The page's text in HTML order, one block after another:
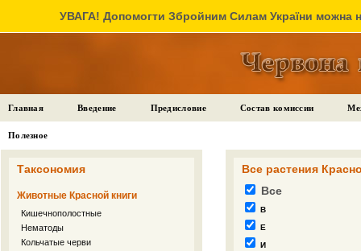
УВАГА! Допомогти Збройним Силам України можна
Главная Введение Предисловие Состав комиссии
Полезное
Таксономия
Животные Красной книги
Кишечнополостные
Нематоды
Кольчатые черви
Все растения
Все
В
Е
И